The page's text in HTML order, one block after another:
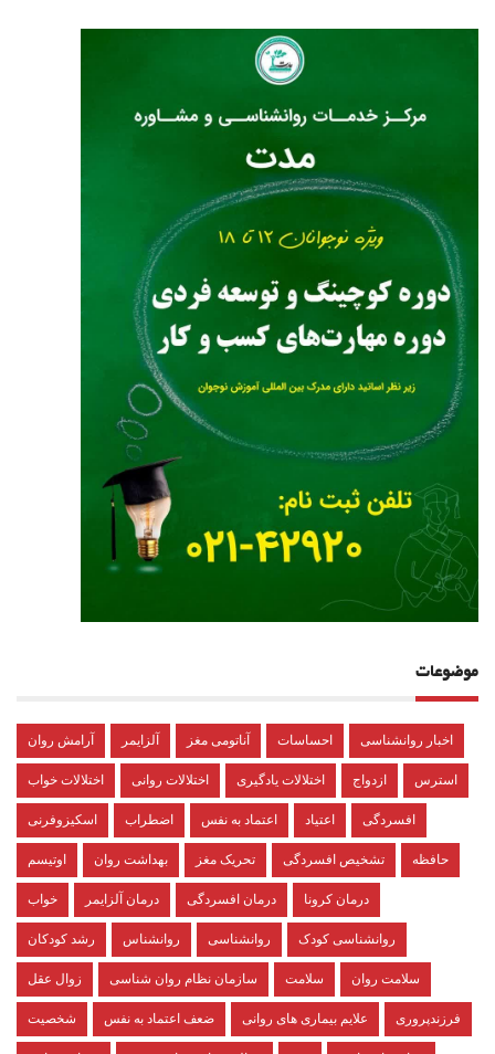
موضوعات
آرامش روان آلزایمر آناتومی مغز احساسات اخبار روانشناسی
اختلالات خواب اختلالات روانی اختلالات یادگیری ازدواج استرس
اسکیزوفرنی اضطراب اعتماد به نفس اعتیاد افسردگی
اوتیسم بهداشت روان تحریک مغز تشخیص افسردگی حافظه
خواب درمان آلزایمر درمان افسردگی درمان کرونا
رشد کودکان روانشناس روانشناسی روانشناسی کودک
زوال عقل سازمان نظام روان شناسی سلامت سلامت روان
شخصیت ضعف اعتماد به نفس علایم بیماری های روانی فرزندپروری